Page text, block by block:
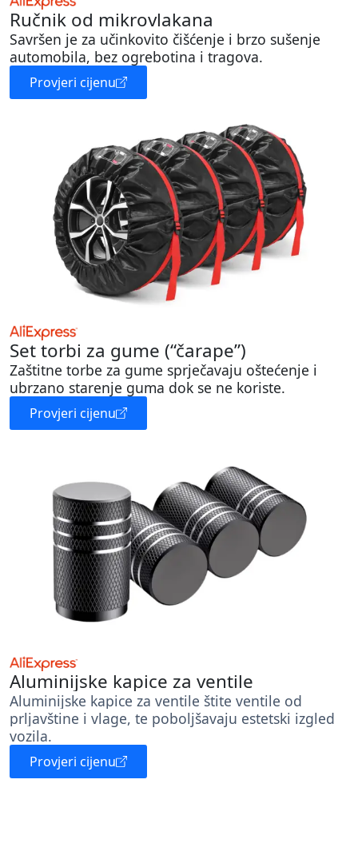
Ručnik od mikrovlakana
Savršen je za učinkovito čišćenje i brzo sušenje
automobila, bez ogrebotina i tragova.
Provjeri cijenu
Set torbi za gume (“čarape”)
Zaštitne torbe za gume sprječavaju oštećenje i
ubrzano starenje guma dok se ne koriste.
Provjeri cijenu
Aluminijske kapice za ventile
Aluminijske kapice za ventile štite ventile od
prljavštine i vlage, te poboljšavaju estetski izgled
vozila.
Provjeri cijenu